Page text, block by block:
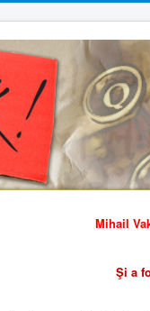
Mihail
Şi a